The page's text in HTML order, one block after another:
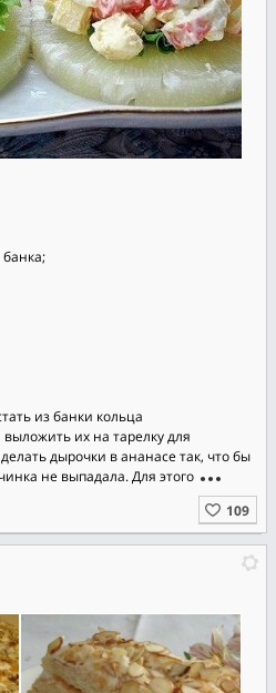
из банки кольца
их на тарелку для
дырочки в ананасе так, что бы
не выпадала. Для этого